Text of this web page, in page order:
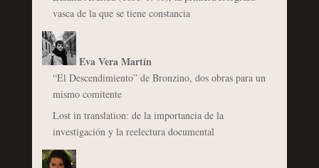
vasca de la que se tiene constancia
Eva Vera Martín
“El Descendimiento” de Bronzino, dos obras para un
mismo comitente
Lost in translation: de la importancia de la
investigación y la reelectura documental